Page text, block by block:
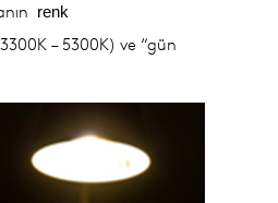
renk
– 5300K) ve “gün